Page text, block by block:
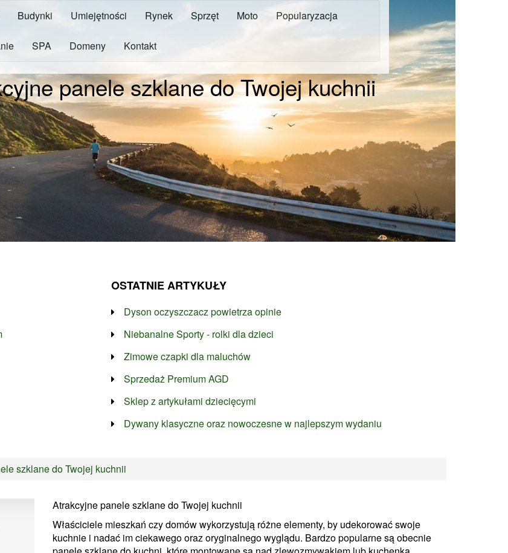
Budynki Umiejętności Rynek Sprzęt Moto Popularyzacja
SPA Domeny Kontakt
panele szklane do Twojej kuchnii
OSTATNIE ARTYKUŁY
Dyson oczyszczacz powietrza opinie
Niebanalne Sporty - rolki dla dzieci
Zimowe czapki dla maluchów
Sprzedaż Premium AGD
Sklep z artykułami dziecięcymi
Dywany klasyczne oraz nowoczesne w najlepszym wydaniu
szklane do Twojej kuchnii
Atrakcyjne panele szklane do Twojej kuchnii
Właściciele mieszkań czy domów wykorzystują różne elementy, by udekorować swoje
kuchnie i nadać im ciekawego oraz oryginalnego wyglądu. Bardzo popularne są obecnie